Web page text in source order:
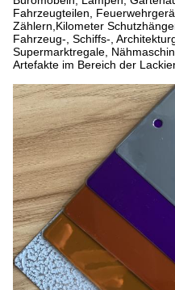
Fahrzeugteilen,
Zählern,Kilometer
Fahrzeug-, Schiffs-,
Supermarktregale,
Artefakte im Bereich der